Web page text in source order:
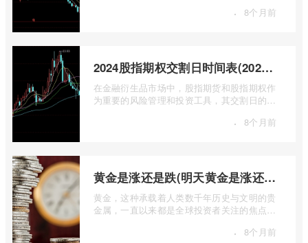
· 8个月前
2024股指期权交割日时间表(2024股指期货交割日)
在金融衍生品市场中，股指期货和股指期权作
为重要的风险管理和投资工具，其交割日的设
· 8个月前
黄金是涨还是跌(明天黄金是涨还是跌)
黄金，这种承载着人类数千年历史与文明的贵
金属，一直以来都是全球投资者关注的焦点。
· 8个月前